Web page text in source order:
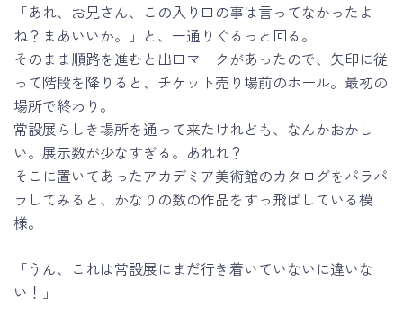
「あれ、お兄さん、この入り口の事は言ってなかったよ
ね？まあいいか。」と、一通りぐるっと回る。
そのまま順路を進むと出口マークがあったので、矢印に従
って階段を降りると、チケット売り場前のホール。最初の
場所で終わり。
常設展らしき場所を通って来たけれども、なんかおかし
い。展示数が少なすぎる。あれれ？
そこに置いてあったアカデミア美術館のカタログをパラパ
ラしてみると、かなりの数の作品をすっ飛ばしている模
様。
「うん、これは常設展にまだ行き着いていないに違いな
い！」